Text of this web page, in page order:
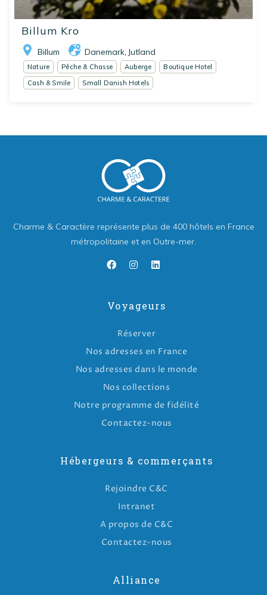
Billum Kro
Billum Danemark Jutland
Nature Pêche & Chasse Auberge
Boutique Hotel
Cash & Smile
Small Danish Hotels
Charme & Caractère représente plus de 400 hôtels en France
métropolitaine et en Outre-mer.
Voyageurs
Réserver
Nos adresses en France
Nos adresses dans le monde
Nos collections
Notre programme de fidélité
Contactez-nous
Hébergeurs & commerçants
Rejoindre C&C
Intranet
A propos de C&C
Contactez-nous
Alliance